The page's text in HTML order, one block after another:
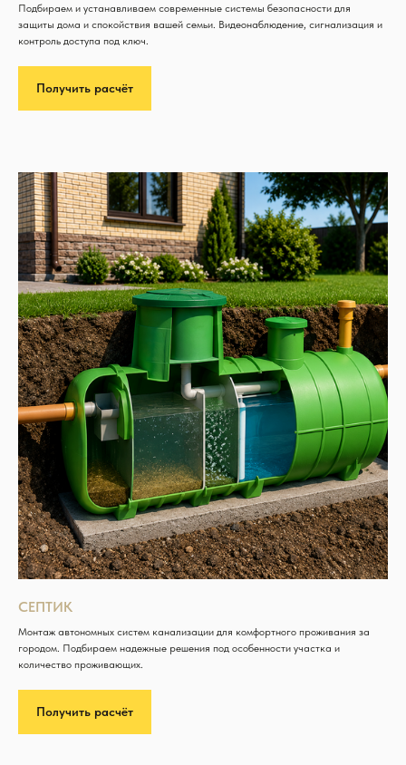
Подбираем и устанавливаем современные системы безопасности для
защиты дома и спокойствия вашей семьи. Видеонаблюдение, сигнализация и
контроль доступа под ключ.
Получить расчёт
СЕПТИК
Монтаж автономных систем канализации для комфортного проживания за
городом. Подбираем надежные решения под особенности участка и
количество проживающих.
Получить расчёт